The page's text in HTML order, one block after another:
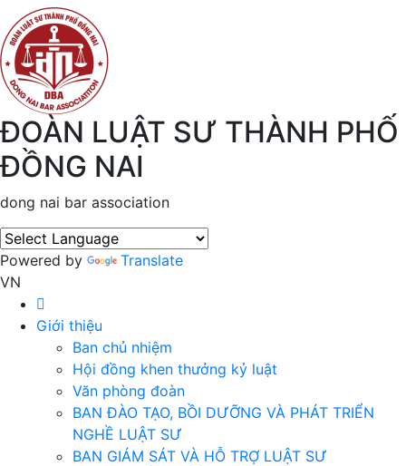
ĐOÀN LUẬT SƯ THÀNH PHỐ
ĐỒNG NAI
dong nai bar association
Powered by
Translate
VN
Giới thiệu
Ban chủ nhiệm
Hội đồng khen thưởng kỷ luật
Văn phòng đoàn
BAN ĐÀO TẠO, BỒI DƯỠNG VÀ PHÁT TRIỂN
NGHỀ LUẬT SƯ
BAN GIÁM SÁT VÀ HỖ TRỢ LUẬT SƯ